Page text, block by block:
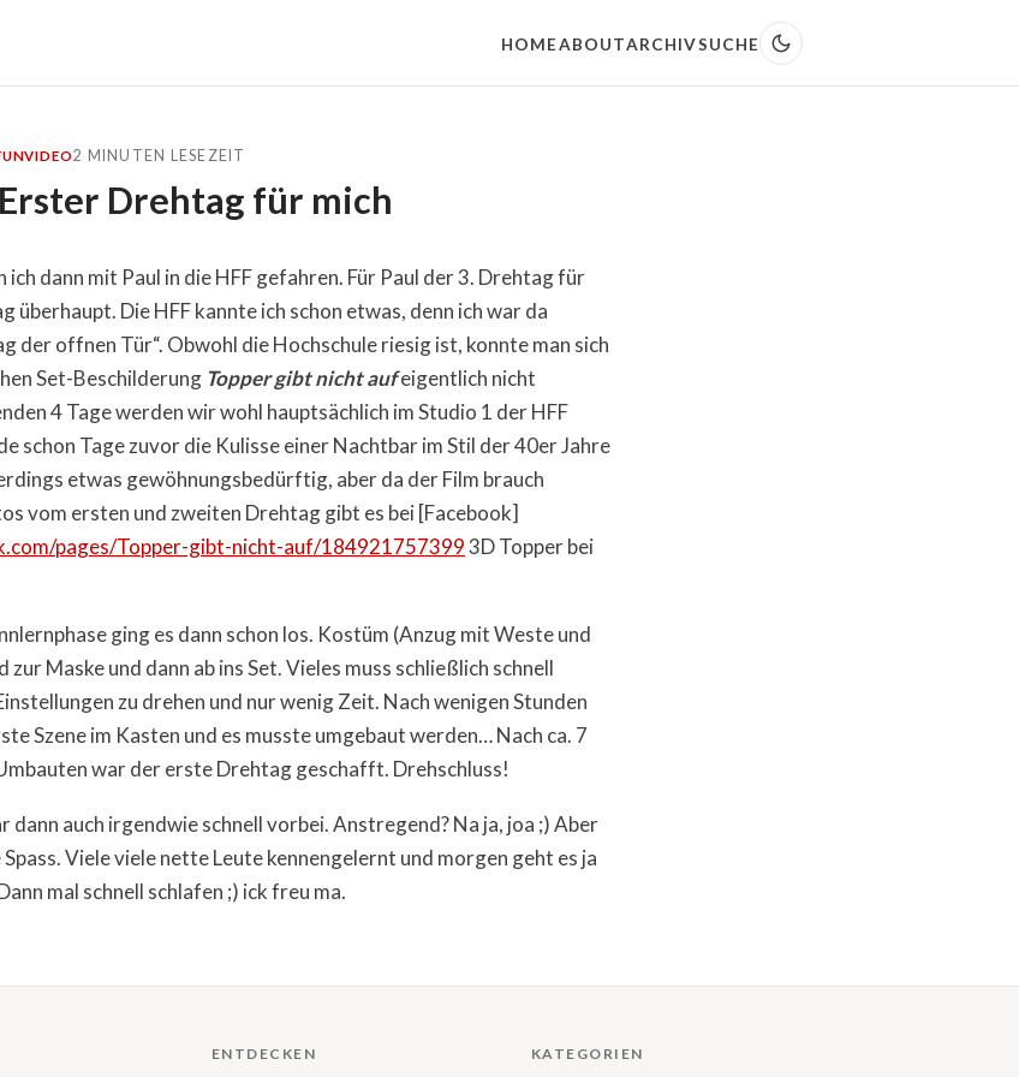
HOMEABOUTARCHIVSUCHE
VIDEO2 MINUTEN LESEZEIT
Drehtag für mich
ich dann mit Paul in die HFF gefahren. Für Paul der 3. Drehtag für
überhaupt. Die HFF kannte ich schon etwas, denn ich war da
der offnen Tür“. Obwohl die Hochschule riesig ist, konnte man sich
Set-Beschilderung Topper gibt nicht aufeigentlich nicht
4 Tage werden wir wohl hauptsächlich im Studio 1 der HFF
schon Tage zuvor die Kulisse einer Nachtbar im Stil der 40er Jahre
etwas gewöhnungsbedürftig, aber da der Film brauch
vom ersten und zweiten Drehtag gibt es bei [Facebook]
pages/Topper-gibt-nicht-auf/1849217573993D Topper bei
ging es dann schon los. Kostüm (Anzug mit Weste und
Maske und dann ab ins Set. Vieles muss schließlich schnell
zu drehen und nur wenig Zeit. Nach wenigen Stunden
Szene im Kasten und es musste umgebaut werden… Nach ca. 7
war der erste Drehtag geschafft. Drehschluss!
dann auch irgendwie schnell vorbei. Anstregend? Na ja, joa ;) Aber
Viele viele nette Leute kennengelernt und morgen geht es ja
mal schnell schlafen ;) ick freu ma.
ENTDECKEN KATEGORIEN